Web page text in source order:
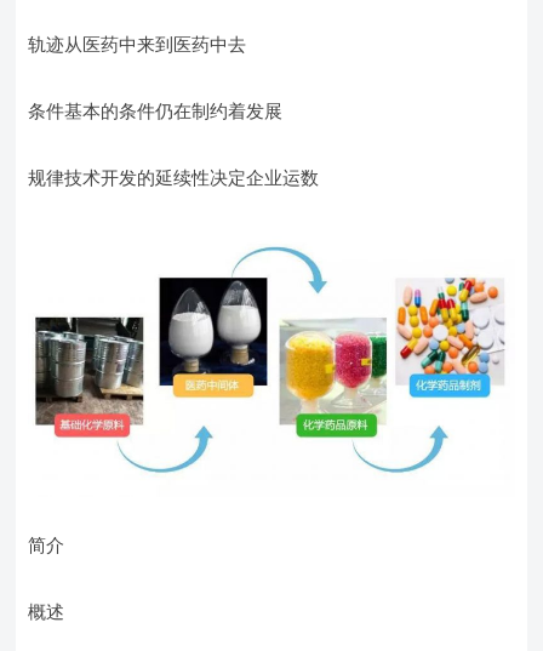
轨迹从医药中来到医药中去
条件基本的条件仍在制约着发展
规律技术开发的延续性决定企业运数
简介
概述